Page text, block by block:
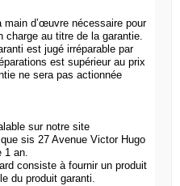
d’œuvre nécessaire pour
charge au titre de la garantie.
est jugé irréparable par
est supérieur au prix
ne sera pas actionnée
sur notre site
sis 27 Avenue Victor Hugo
1 an.
consiste à fournir un produit
du produit garanti.